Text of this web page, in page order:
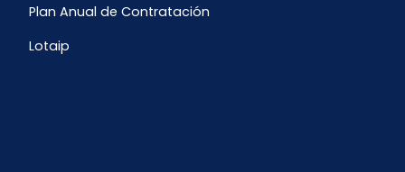
Plan Anual de Contratación
Lotaip